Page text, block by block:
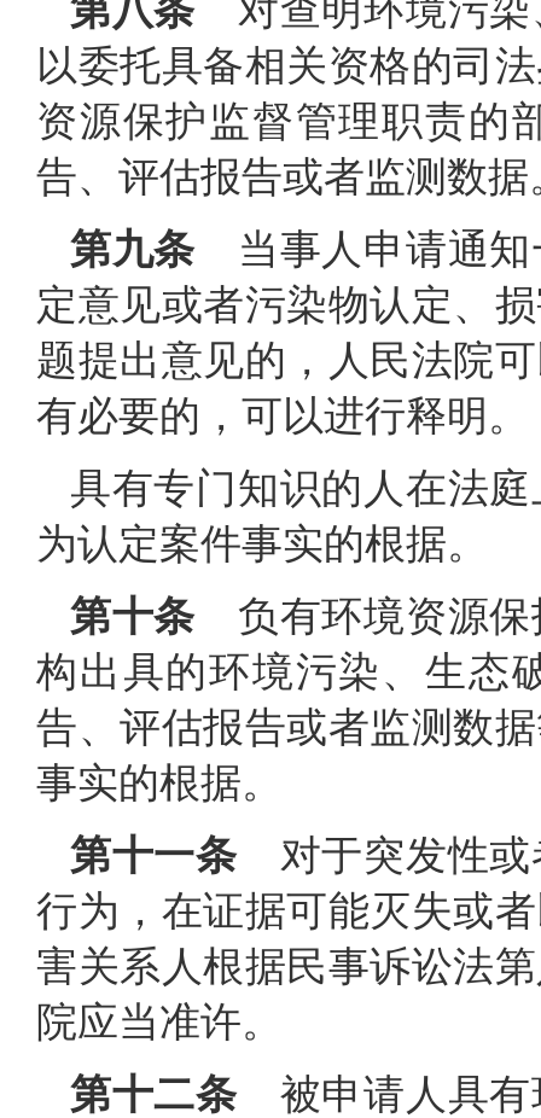
第八条 对查明环境污染
以委托具备相关资格的司
资源保护监督管理职责的
告、评估报告或者监测数据
第九条 当事人申请通知
定意见或者污染物认定、
题提出意见的，人民法院
有必要的，可以进行释明。
具有专门知识的人在法
为认定案件事实的根据。
第十条 负有环境资源保
构出具的环境污染、生态
告、评估报告或者监测数
事实的根据。
第十一条对于突发性或
行为，在证据可能灭失或
害关系人根据民事诉讼法
院应当准许。
第十二条被申请人具有